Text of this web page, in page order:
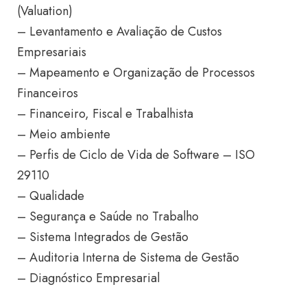
(Valuation)
– Levantamento e Avaliação de Custos
Empresariais
– Mapeamento e Organização de Processos
Financeiros
– Financeiro, Fiscal e Trabalhista
– Meio ambiente
– Perfis de Ciclo de Vida de Software – ISO
29110
– Qualidade
– Segurança e Saúde no Trabalho
– Sistema Integrados de Gestão
– Auditoria Interna de Sistema de Gestão
– Diagnóstico Empresarial